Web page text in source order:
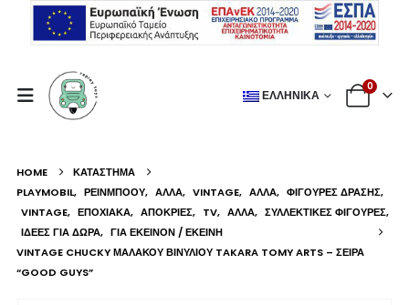
ΕΛΛΗΝΙΚΆ
0
HOME
ΚΑΤΆΣΤΗΜΑ
PLAYMOBIL, ΡΕΙΝΜΠΟΟΥ, ΆΛΛΑ, VINTAGE, ΆΛΛΑ, ΦΙΓΟΎΡΕΣ ΔΡΆΣΗΣ,
VINTAGE, ΕΠΟΧΙΑΚΆ, ΑΠΌΚΡΙΕΣ, TV, ΆΛΛΑ, ΣΥΛΛΕΚΤΙΚΈΣ ΦΙΓΟΎΡΕΣ,
ΙΔΈΕΣ ΓΙΑ ΔΏΡΑ, ΓΙΑ ΕΚΕΊΝΟΝ / ΕΚΕΊΝΗ
VINTAGE CHUCKY ΜΑΛΑΚΟΎ ΒΙΝΥΛΊΟΥ TAKARA TOMY ARTS – ΣΕΙΡΆ
“GOOD GUYS”